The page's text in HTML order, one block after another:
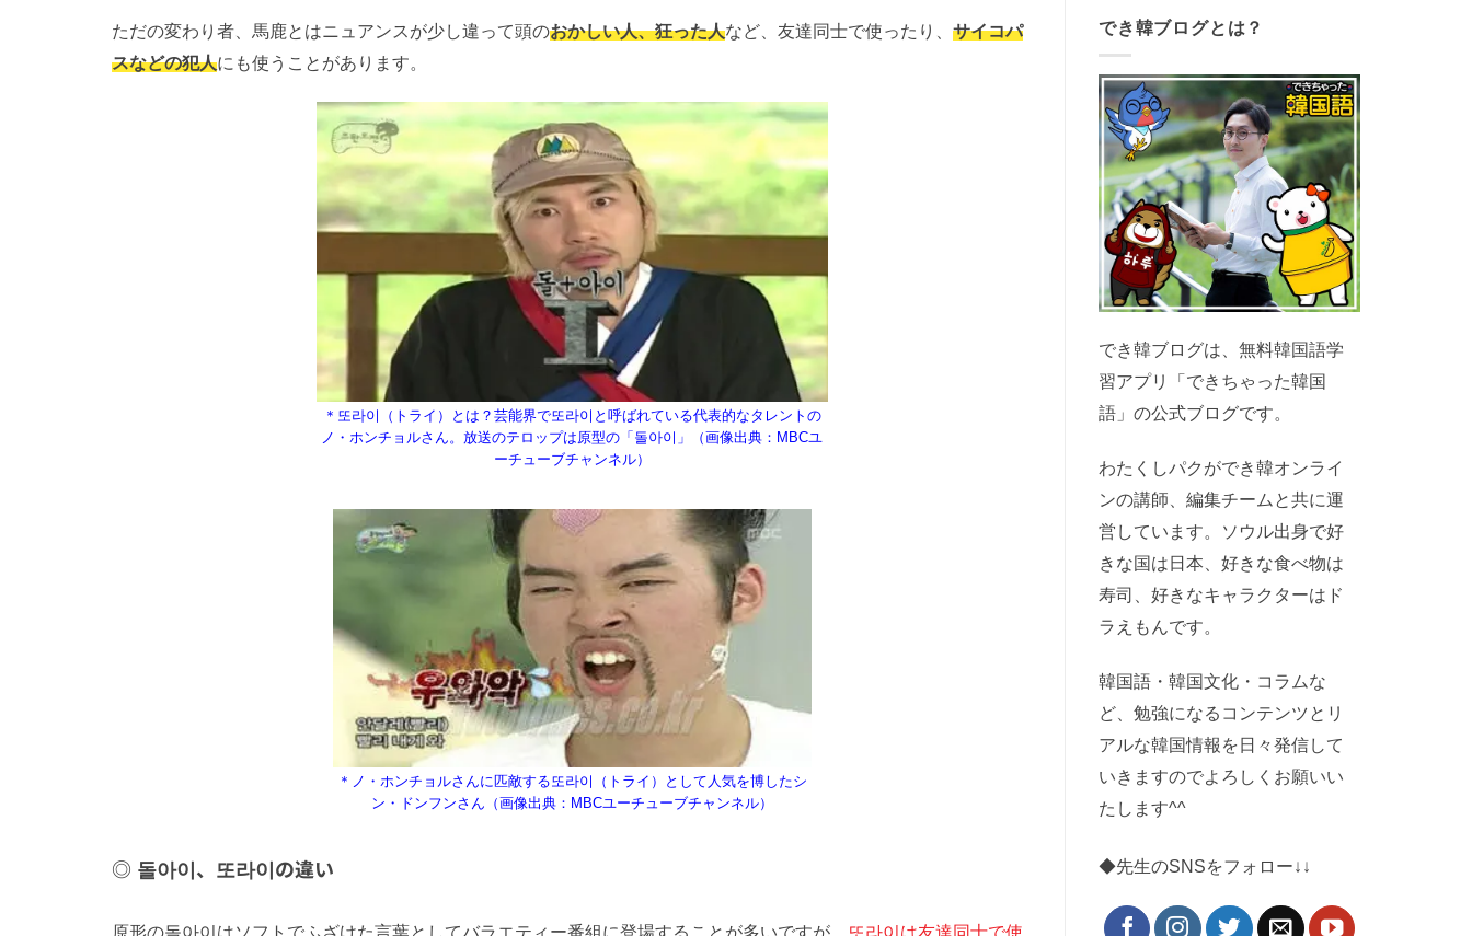
ただの変わり者、馬鹿とはニュアンスが少し違って頭のおかしい人、狂った人など、友達同士で使ったり、 サイコパ
スなどの犯人にも使うことがあります。
＊또라이（トライ）とは？芸能界で또라이と呼ばれている代表的なタレントの
ノ・ホンチョルさん。放送のテロップは原型の「돌아이」（画像出典：MBCユ
ーチューブチャンネル）
＊ノ・ホンチョルさんに匹敵する또라이（トライ）として人気を博したシ
ン・ドンフンさん（画像出典：MBCユーチューブチャンネル）
돌아이、또라이の違い
原形の돌아이はソフトでふざけた言葉としてバラエティー番組に登場することが多いですが、 또라이は友達同士で使
でき韓ブログとは？
でき韓ブログは、無料韓国語学
習アプリ「できちゃった韓国
語」の公式ブログです。
わたくしパクができ韓オンライ
ンの講師、編集チームと共に運
営しています。ソウル出身で好
きな国は日本、好きな食べ物は
寿司、好きなキャラクターはド
ラえもんです。
韓国語・韓国文化・コラムな
ど、勉強になるコンテンツとリ
アルな韓国情報を日々発信して
いきますのでよろしくお願いい
たします^^
◆先生のSNSをフォロー↓↓